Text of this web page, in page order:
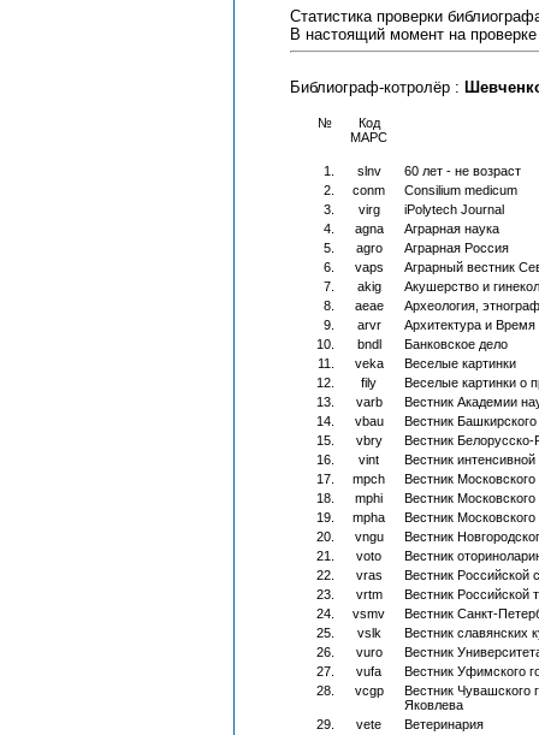
Статистика проверки
В настоящий момент на
Библиограф-котролёр :
№
Код
МАРС
1. slnv
60 лет - не возраст
2.
conm
Consilium medicum
3.
virg
iPolytech Journal
4.
agna
Аграрная наука
5.
agro
Аграрная Россия
6.
vaps
Аграрный вестник
7.
akig
Акушерство и
8.
aeae
Археология,
9.
arvr
Архитектура и Время
10.
bndl
Банковское дело
11.
veka
Веселые картинки
12.
fily
Веселые картинки о
13.
varb
Вестник Академии
14.
vbau
Вестник
15.
vbry
Вестник Белорусско-
16.
vint
Вестник
17.
mpch
Вестник
18.
mphi
Вестник
19.
mpha
Вестник
20.
vngu
Вестник
21.
voto
Вестник
22.
vras
Вестник Российской
23.
vrtm
Вестник Российской
24.
vsmv
Вестник Санкт-
25.
vslk
Вестник славянских
26.
vuro
Вестник
27.
vufa
Вестник Уфимского
28.
vcgp
Вестник Чувашского
Яковлева
29.
vete
Ветеринария